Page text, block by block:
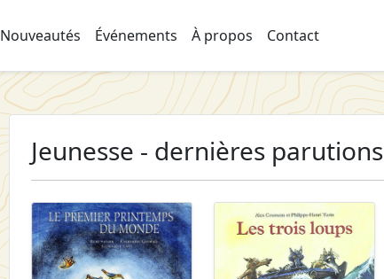
Nouveautés Événements À propos Contact
Jeunesse - dernières parutions